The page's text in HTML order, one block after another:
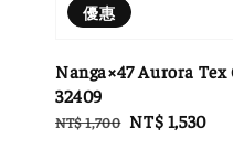
優惠
Nanga×47 Aurora Tex
32409
Regular
NT$ 1,700 Sale
NT$ 1,530